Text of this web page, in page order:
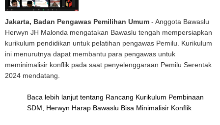
Jakarta, Badan Pengawas Pemilihan Umum - Anggota Bawaslu
Herwyn JH Malonda mengatakan Bawaslu tengah mempersiapkan
kurikulum pendidikan untuk pelatihan pengawas Pemilu. Kurikulum
ini menurutnya dapat membantu para pengawas untuk
meminimalisir konflik pada saat penyelenggaraan Pemilu Serentak
2024 mendatang.
Baca lebih lanjut tentang Rancang Kurikulum Pembinaan
SDM, Herwyn Harap Bawaslu Bisa Minimalisir Konflik